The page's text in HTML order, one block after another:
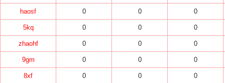
haosf 0 0 0
5kq 0 0 0
zhaohf 0 0 0
9gm 0 0 0
8xf 0 0 0